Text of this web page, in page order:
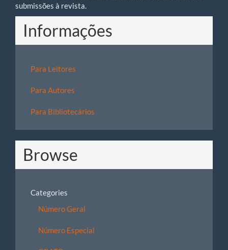
submissões à revista.
Informações
Para Leitores
Para Autores
Para Bibliotecários
Browse
Categories
Número Geral
Número Especial